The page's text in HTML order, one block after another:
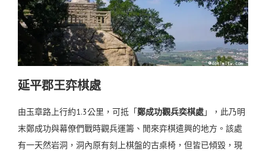
延平郡王弈棋處
由玉章路上行約1.3公里，可抵「鄭成功觀兵奕棋處」，此乃明
末鄭成功與幕僚們戰時觀兵運籌、閒來弈棋遣興的地方。 該處
有一天然岩洞，洞內原有刻上棋盤的古桌椅，但皆已傾毀，現